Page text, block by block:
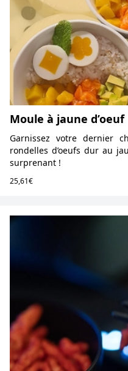
Moule à jaune d’oeuf
Garnissez votre dernier
rondelles d’oeufs dur au
surprenant !
25,61€